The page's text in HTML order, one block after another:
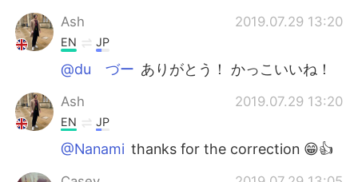
Ash 2019.07.29 13:20
EN JP
@du づー ありがとう！ かっこいいね！
Ash 2019.07.29 13:20
EN JP
@Nanami thanks for the correction 😁👍